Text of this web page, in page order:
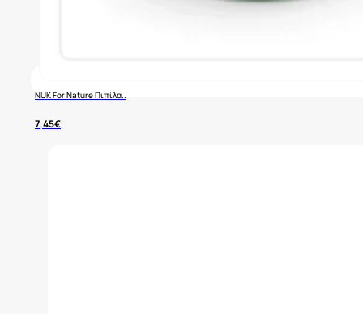
NUK For Nature Πιπίλα..
7,45€